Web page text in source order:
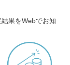
果をWebでお知